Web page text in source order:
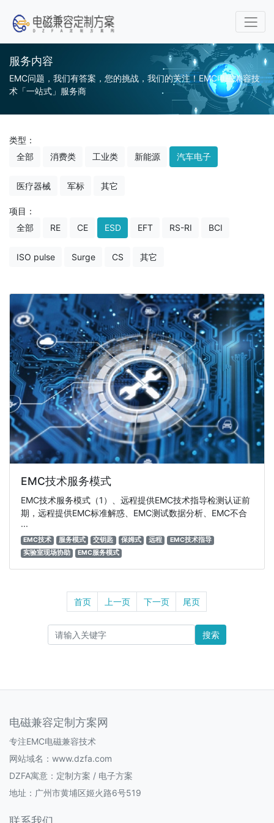
服务内容
EMC问题，我们有答案，您的挑战，我们的关注！EMC电磁兼容技
术「一站式」服务商
类型：
全部
消费类 工业类 新能源 汽车电子
医疗器械 军标 其它
项目：
全部
RE CE ESD EFT RS-RI BCI
ISO pulse Surge CS 其它
EMC技术服务模式
EMC技术服务模式（1）、远程提供EMC技术指导检测认证前
期，远程提供EMC标准解惑、EMC测试数据分析、EMC不合
···
EMC技术 服务模式 交钥匙 保姆式 远程
EMC技术指导
实验室现场协助
EMC服务模式
首页 上一页 下一页 尾页
搜索
电磁兼容定制方案网
专注EMC电磁兼容技术
网站域名：www.dzfa.com
DZFA寓意：定制方案 / 电子方案
地址：广州市黄埔区姬火路6号519